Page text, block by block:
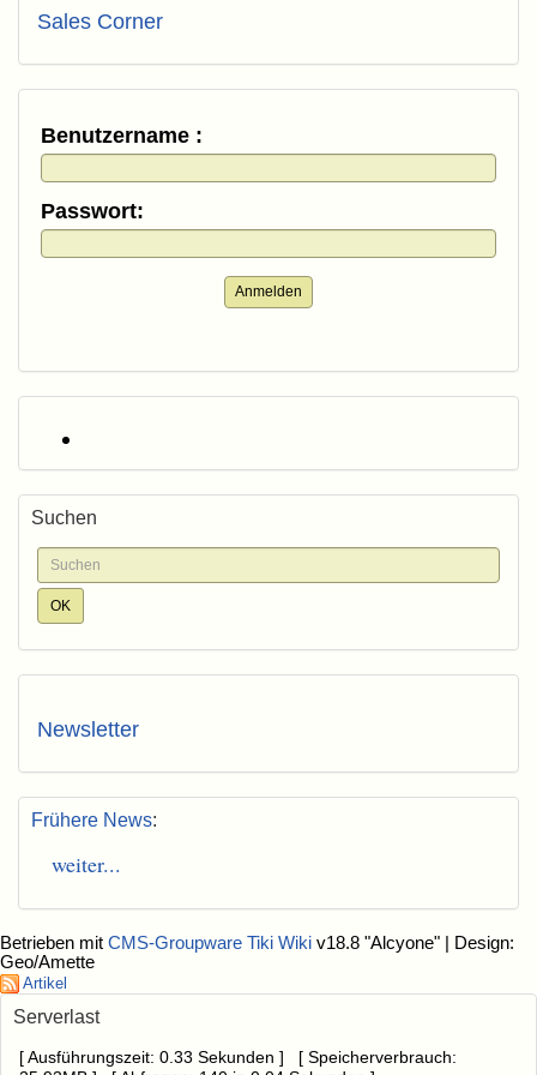
Sales Corner
Benutzername :
Passwort:
Anmelden
Suchen
Newsletter
Frühere News:
weiter...
Betrieben mit CMS-Groupware Tiki Wiki v18.8 "Alcyone" | Design:
Geo/Amette
Artikel
Serverlast
[ Ausführungszeit: 0.33 Sekunden ] [ Speicherverbrauch: